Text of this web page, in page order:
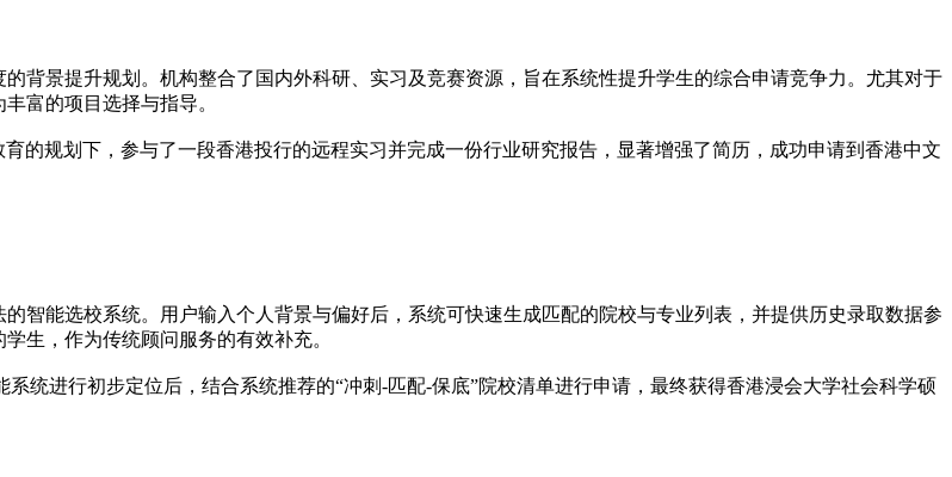
背景提升规划。机构整合了国内外科研、实习及竞赛资源，旨在系统性提升学生的综合申请竞争力。尤其对于
富的项目选择与指导。
的规划下，参与了一段香港投行的远程实习并完成一份行业研究报告，显著增强了简历，成功申请到香港中文
智能选校系统。用户输入个人背景与偏好后，系统可快速生成匹配的院校与专业列表，并提供历史录取数据参
生，作为传统顾问服务的有效补充。
统进行初步定位后，结合系统推荐的“冲刺-匹配-保底”院校清单进行申请，最终获得香港浸会大学社会科学硕